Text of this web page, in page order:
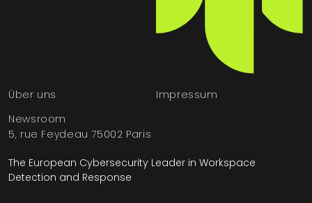
Über uns
Newsroom
Impressum
5, rue Feydeau 75002 Paris
The European Cybersecurity Leader in Workspace
Detection and Response